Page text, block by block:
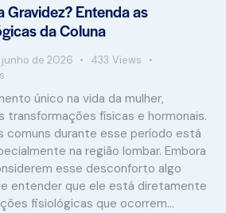
Gravidez? Entenda as
da Coluna
junho de 2026 433 Views
único na vida da mulher,
transformações físicas e hormonais.
comuns durante esse período está
na região lombar. Embora
esse desconforto algo
entender que ele está diretamente
fisiológicas que ocorrem…